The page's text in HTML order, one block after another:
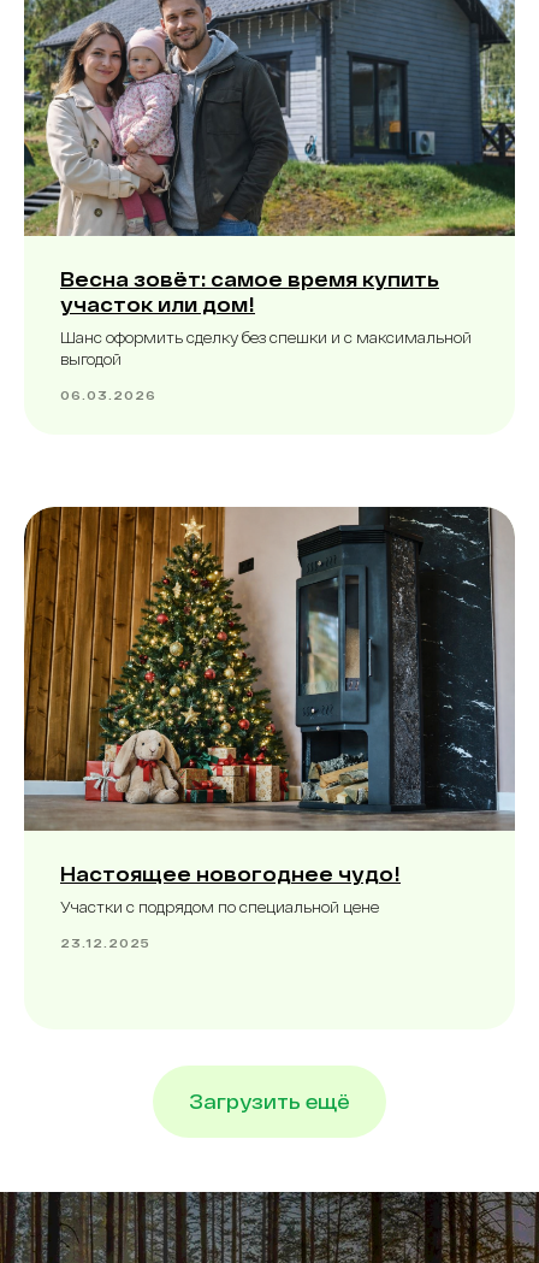
Весна зовёт: самое время купить
участок или дом!
Шанс оформить сделку без спешки и с максимальной
выгодой
06.03.2026
Настоящее новогоднее чудо!
Участки с подрядом по специальной цене
23.12.2025
Загрузить ещё